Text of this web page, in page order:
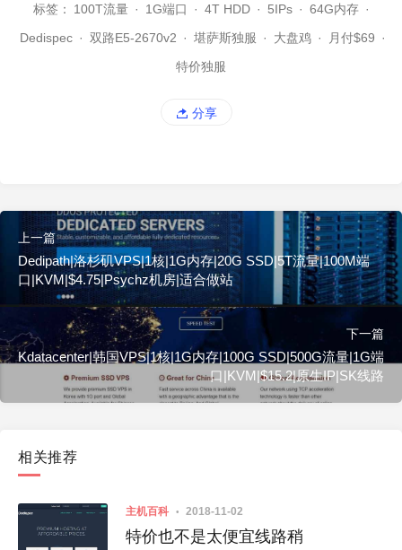
标签： 100T流量 · 1G端口 · 4T HDD · 5IPs · 64G内存 ·
Dedispec · 双路E5-2670v2 · 堪萨斯独服 · 大盘鸡 · 月付$69 ·
特价独服
分享
上一篇
Dedipath|洛杉矶VPS|1核|1G内存|20G SSD|5T流量|100M端
口|KVM|$4.75|Psychz机房|适合做站
下一篇
Kdatacenter|韩国VPS|1核|1G内存|100G SSD|500G流量|1G端
口|KVM|$15.2|原生IP|SK线路
相关推荐
主机百科 2018-11-02
特价也不是太便宜线路稍